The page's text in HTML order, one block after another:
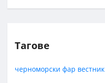
Тагове
черноморски фар вестник